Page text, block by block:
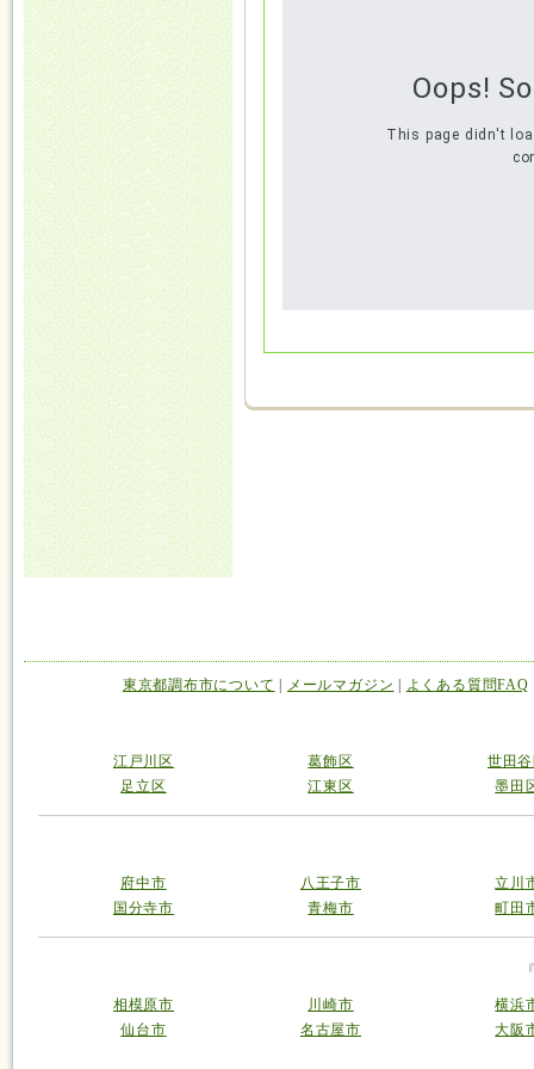
Oops!
This page didn't
東京都調布市について メールマガジン よくある質問FAQ
江戸川区 葛飾区
世田
足立区
江東区 墨田
府中市 八王子市
立川
国分寺市
青梅市 町田
相模原市 川崎市
横浜
仙台市
名古屋市 大阪